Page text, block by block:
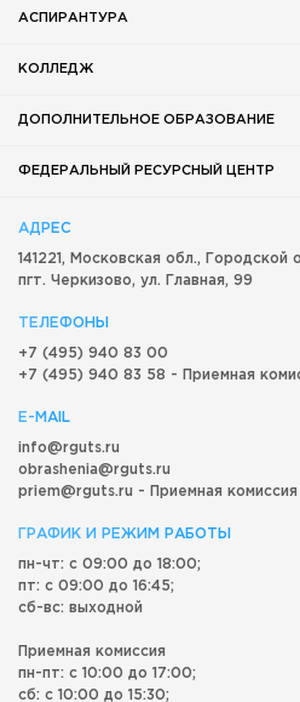
АСПИРАНТУРА
КОЛЛЕДЖ
ДОПОЛНИТЕЛЬНОЕ ОБРАЗОВАНИЕ
ФЕДЕРАЛЬНЫЙ РЕСУРСНЫЙ ЦЕНТР
АДРЕС
141221, Московская обл., Городской
пгт. Черкизово, ул. Главная, 99
ТЕЛЕФОНЫ
+7 (495) 940 83 00
+7 (495) 940 83 58 - Приемная
E-MAIL
info@rguts.ru
obrashenia@rguts.ru
priem@rguts.ru - Приемная комиссия
ГРАФИК И РЕЖИМ РАБОТЫ
пн-чт: с 09:00 до 18:00;
пт: с 09:00 до 16:45;
сб-вс: выходной
Приемная комиссия
пн-пт: с 10:00 до 17:00;
сб: с 10:00 до 15:30;